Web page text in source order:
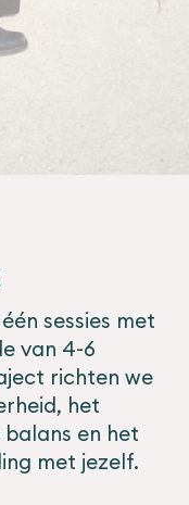
sessies met
van 4-6
richten we
het
en het
met jezelf.